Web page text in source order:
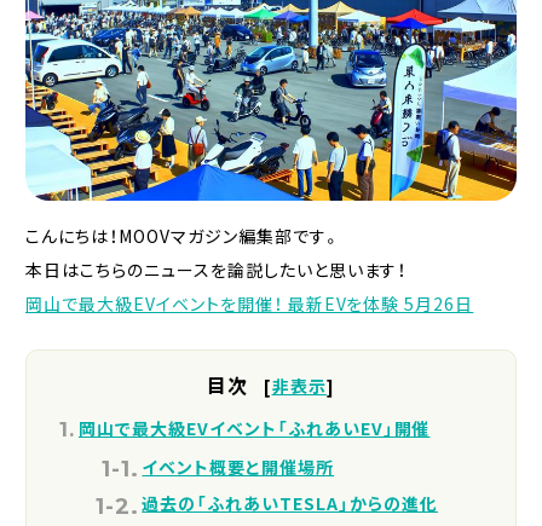
お問合せ
人材募集（ライター、配車スタッフ、デザイナー）
こんにちは！MOOVマガジン編集部です。
本日はこちらのニュースを論説したいと思います！
岡山で最大級EVイベントを開催！ 最新EVを体験 5月26日
目次 [非表示]
岡山で最大級EVイベント「ふれあいEV」開催
イベント概要と開催場所
過去の「ふれあいTESLA」からの進化